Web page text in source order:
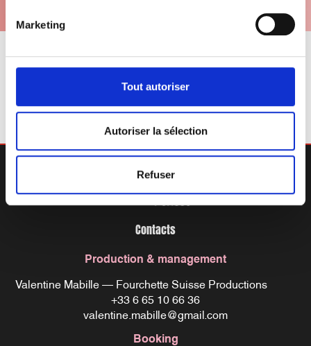
Marketing
Tout autoriser
Autoriser la sélection
Refuser
Swann revient en 2028 !
Contacts
Production & management
Valentine Mabille – Fourchette Suisse Productions
+33 6 65 10 66 36
valentine.mabille@gmail.com
Booking